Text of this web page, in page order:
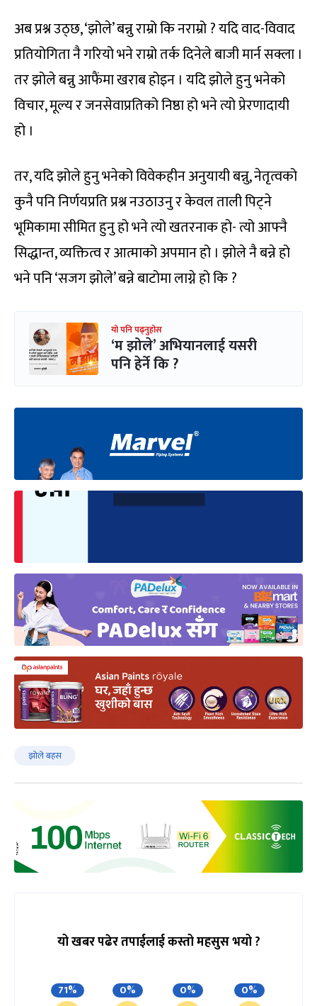
अब प्रश्न उठ्छ, ‘झोले’ बन्नु राम्रो कि नराम्रो ? यदि वाद-विवाद
प्रतियोगिता नै गरियो भने राम्रो तर्क दिनेले बाजी मार्न सक्ला ।
तर झोले बन्नु आफैंमा खराब होइन । यदि झोले हुनु भनेको
विचार, मूल्य र जनसेवाप्रतिको निष्ठा हो भने त्यो प्रेरणादायी
हो ।
तर, यदि झोले हुनु भनेको विवेकहीन अनुयायी बन्नु, नेतृत्वको
कुनै पनि निर्णयप्रति प्रश्न नउठाउनु र केवल ताली पिट्ने
भूमिकामा सीमित हुनु हो भने त्यो खतरनाक हो- त्यो आफ्नै
सिद्धान्त, व्यक्तित्व र आत्माको अपमान हो । झोले नै बन्ने हो
भने पनि ‘सजग झोले’ बन्ने बाटोमा लाग्ने हो कि ?
यो पनि पढ्नुहोस
‘म झोले’ अभियानलाई यसरी
पनि हेर्ने कि ?
झोले बहस
यो खबर पढेर तपाईलाई कस्तो महसुस भयो ?
71% 0% 0% 0%